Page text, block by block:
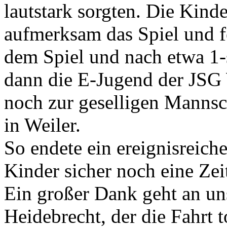
lautstark sorgten. Die
aufmerksam das Spiel und
dem Spiel und nach etwa
dann die E-Jugend der
noch zur geselligen
in Weiler.
So endete ein
Kinder sicher noch eine
Ein großer Dank geht an
Heidebrecht, der die Fahrt